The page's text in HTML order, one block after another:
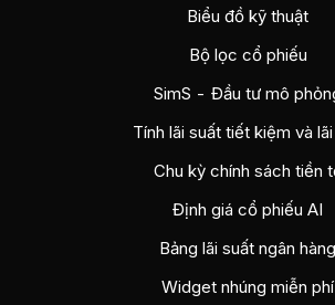
Biểu đồ kỹ thuật
Bộ lọc cổ phiếu
SimS - Đầu tư mô
Tính lãi suất tiết kiệm và
Chu kỳ chính sách tiền
Định giá cổ phiếu AI
Bảng lãi suất ngân hàng
Widget nhúng miễn phí